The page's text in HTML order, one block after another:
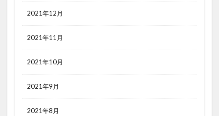
2021年12月
2021年11月
2021年10月
2021年9月
2021年8月